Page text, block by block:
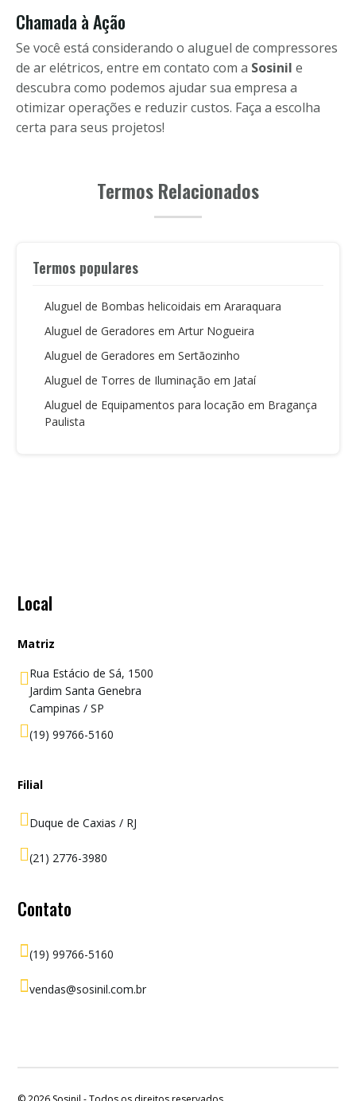
Chamada à Ação
Se você está considerando o aluguel de compressores
de ar elétricos, entre em contato com a Sosinil e
descubra como podemos ajudar sua empresa a
otimizar operações e reduzir custos. Faça a escolha
certa para seus projetos!
Termos Relacionados
Termos populares
Aluguel de Bombas helicoidais em Araraquara
Aluguel de Geradores em Artur Nogueira
Aluguel de Geradores em Sertãozinho
Aluguel de Torres de Iluminação em Jataí
Aluguel de Equipamentos para locação em Bragança
Paulista
Local
Matriz
Rua Estácio de Sá, 1500
Jardim Santa Genebra
Campinas / SP
(19) 99766-5160
Filial
Duque de Caxias / RJ
(21) 2776-3980
Contato
(19) 99766-5160
vendas@sosinil.com.br